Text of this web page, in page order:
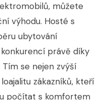
můžete
výhodu. Hosté s
ubytování
právě díky
se nejen zvýší
zákazníků, kteří
počítat s komfortem